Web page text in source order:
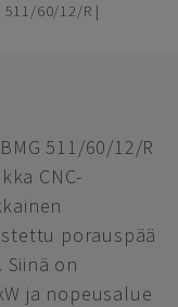
511/60/12/R |
511/60/12/R
CNC-
porauspää
on
ja nopeusalue